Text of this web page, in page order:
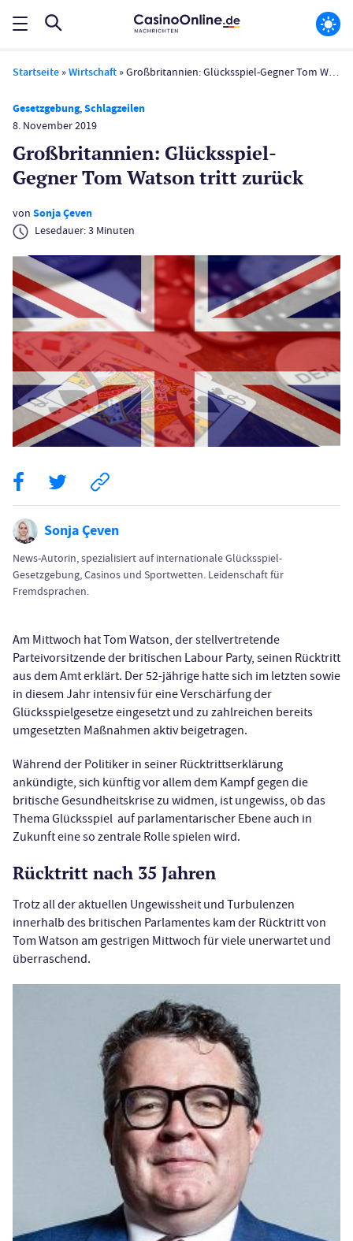
Startseite »Wirtschaft »Großbritannien: Glücksspiel-Gegner Tom Watson tritt zurück
Gesetzgebung,Schlagzeilen
8. November 2019
Großbritannien: Glücksspiel-
Gegner Tom Watson tritt zurück
von Sonja Çeven
Lesedauer:3 Minuten
Sonja Çeven
News-Autorin, spezialisiert auf internationale Glücksspiel-
Gesetzgebung, Casinos und Sportwetten. Leidenschaft für
Fremdsprachen.
Am Mittwoch hat Tom Watson, der stellvertretende
Parteivorsitzende der britischen Labour Party, seinen Rücktritt
aus dem Amt erklärt. Der 52-jährige hatte sich im letzten sowie
in diesem Jahr intensiv für eine Verschärfung der
Glücksspielgesetze eingesetzt und zu zahlreichen bereits
umgesetzten Maßnahmen aktiv beigetragen.
Während der Politiker in seiner Rücktrittserklärung
ankündigte, sich künftig vor allem dem Kampf gegen die
britische Gesundheitskrise zu widmen, ist ungewiss, ob das
Thema Glücksspiel auf parlamentarischer Ebene auch in
Zukunft eine so zentrale Rolle spielen wird.
Rücktritt nach 35 Jahren
Trotz all der aktuellen Ungewissheit und Turbulenzen
innerhalb des britischen Parlamentes kam der Rücktritt von
Tom Watson am gestrigen Mittwoch für viele unerwartet und
überraschend.